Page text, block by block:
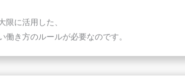
に活用した、
き方のルールが必要なのです。